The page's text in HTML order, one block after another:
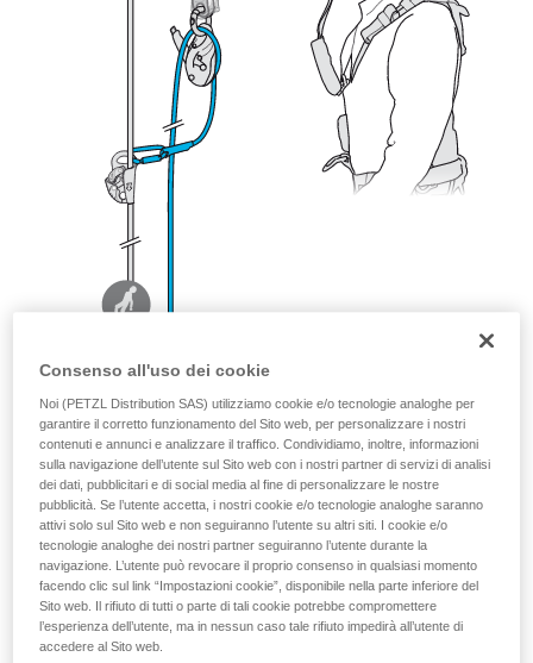
Consenso all'uso dei cookie
Noi (PETZL Distribution SAS) utilizziamo cookie e/o tecnologie analoghe per
garantire il corretto funzionamento del Sito web, per personalizzare i nostri
contenuti e annunci e analizzare il traffico. Condividiamo, inoltre, informazioni
sulla navigazione dell’utente sul Sito web con i nostri partner di servizi di analisi
dei dati, pubblicitari e di social media al fine di personalizzare le nostre
pubblicità. Se l’utente accetta, i nostri cookie e/o tecnologie analoghe saranno
attivi solo sul Sito web e non seguiranno l’utente su altri siti. I cookie e/o
tecnologie analoghe dei nostri partner seguiranno l’utente durante la
navigazione. L’utente può revocare il proprio consenso in qualsiasi momento
facendo clic sul link “Impostazioni cookie”, disponibile nella parte inferiore del
Sito web. Il rifiuto di tutti o parte di tali cookie potrebbe compromettere
l’esperienza dell’utente, ma in nessun caso tale rifiuto impedirà all’utente di
accedere al Sito web.